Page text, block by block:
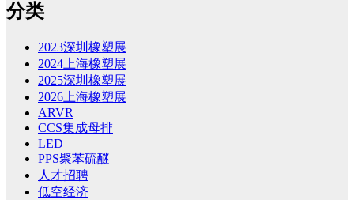
分类
2023深圳橡塑展
2024上海橡塑展
2025深圳橡塑展
2026上海橡塑展
ARVR
CCS集成母排
LED
PPS聚苯硫醚
人才招聘
低空经济